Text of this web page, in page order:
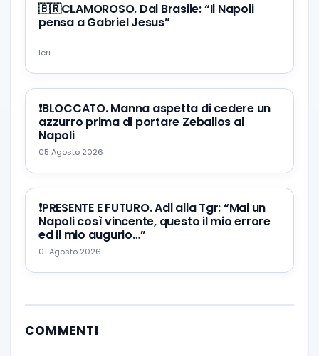
🇧🇷CLAMOROSO. Dal Brasile: “Il Napoli
pensa a Gabriel Jesus”
Ieri
❗️BLOCCATO. Manna aspetta di cedere un
azzurro prima di portare Zeballos al
Napoli
05 Agosto 2026
❗️PRESENTE E FUTURO. Adl alla Tgr: “Mai un
Napoli così vincente, questo il mio errore
ed il mio augurio…”
01 Agosto 2026
COMMENTI